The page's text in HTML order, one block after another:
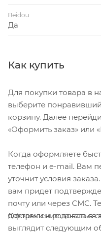
Beidou
Да
Как купить
Для покупки товара в
выберите
корзину. Далее
«Оформить заказ» или
Когда оформляете
телефон и e-mail. Вам
уточнит условия
вам придет
почту или через СМС.
доставки и радоваться
Оформление заказа в
выглядит следующим